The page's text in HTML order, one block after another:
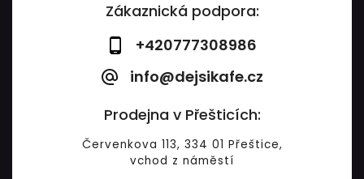
Zákaznická podpora:
+420777308986
info@dejsikafe.cz
Prodejna v Přešticích:
Červenkova 113, 334 01 Přeštice,
vchod z náměstí